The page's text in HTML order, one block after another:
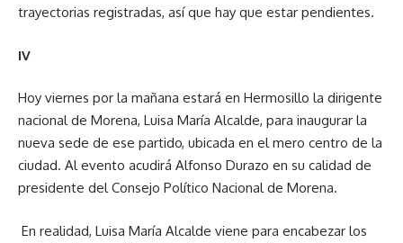
trayectorias registradas, así que hay que estar pendientes.
IV
Hoy viernes por la mañana estará en Hermosillo la dirigente
nacional de Morena, Luisa María Alcalde, para inaugurar la
nueva sede de ese partido, ubicada en el mero centro de la
ciudad. Al evento acudirá Alfonso Durazo en su calidad de
presidente del Consejo Político Nacional de Morena.
En realidad, Luisa María Alcalde viene para encabezar los